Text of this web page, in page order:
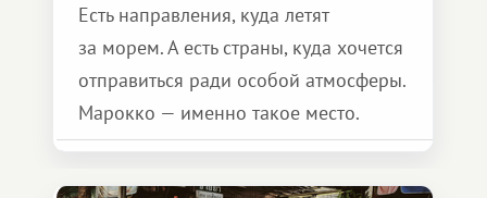
Есть направления, куда летят
за морем. А есть страны, куда хочется
отправиться ради особой атмосферы.
Марокко — именно такое место.